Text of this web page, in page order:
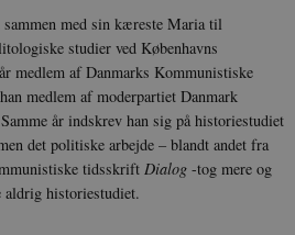
med sin kæreste Maria til
studier ved Københavns
medlem af Danmarks Kommunistiske
medlem af moderpartiet Danmark
år indskrev han sig på historiestudiet
det politiske arbejde – blandt andet fra
tidsskrift Dialog -tog mere og
historiestudiet.